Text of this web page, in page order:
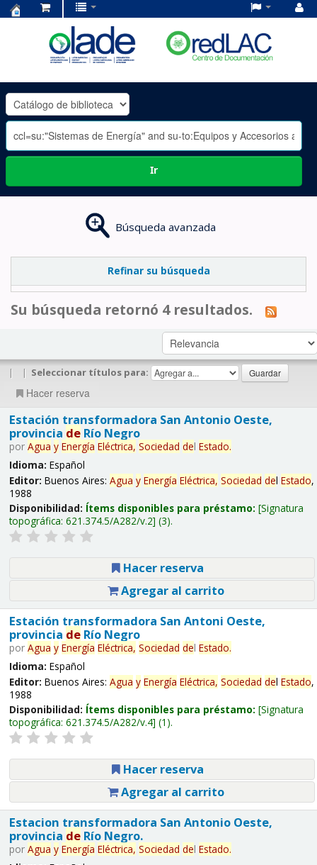
OLADE
-
Ir
Búsqueda avanzada
Refinar su búsqueda
Su búsqueda retornó 4 resultados.
| | Seleccionar títulos para:
Hacer reserva
Estación transformadora San Antonio Oeste,
provincia deRío Negro
por Agua y Energía Eléctrica, Sociedad del Estado.
Idioma: Español
Editor: Buenos Aires: Agua y Energía Eléctrica, Sociedad del Estado,
1988
Disponibilidad: Ítems disponibles para préstamo: Signatura
topográfica: 621.374.5/A282/v.2 (3).
Hacer reserva
Agregar al carrito
Estación transformadora San Antoni Oeste,
provincia deRío Negro
por Agua y Energía Eléctrica, Sociedad del Estado.
Idioma: Español
Editor: Buenos Aires: Agua y Energía Eléctrica, Sociedad del Estado,
1988
Disponibilidad: Ítems disponibles para préstamo: Signatura
topográfica: 621.374.5/A282/v.4 (1).
Hacer reserva
Agregar al carrito
Estacion transformadora San Antonio Oeste,
provincia deRío Negro.
por Agua y Energía Eléctrica, Sociedad del Estado.